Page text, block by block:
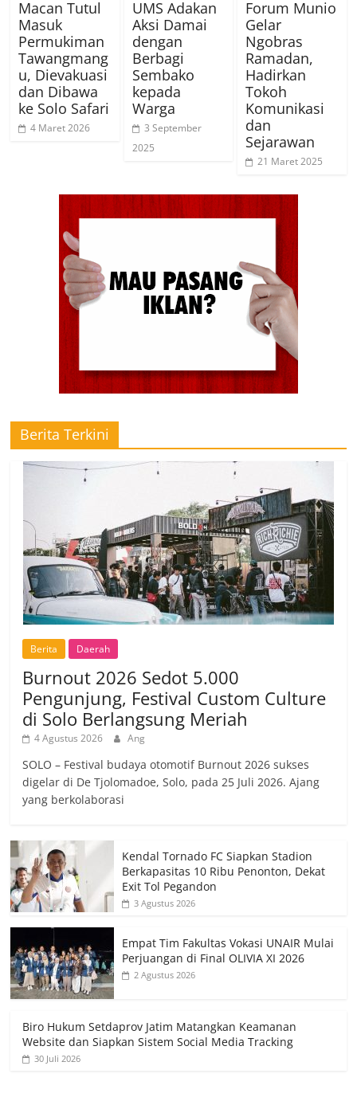
Macan Tutul
Masuk
Permukiman
Tawangmang
u, Dievakuasi
dan Dibawa
ke Solo Safari
4 Maret 2026
UMS Adakan
Aksi Damai
dengan
Berbagi
Sembako
kepada
Warga
3 September
2025
Forum Munio
Gelar
Ngobras
Ramadan,
Hadirkan
Tokoh
Komunikasi
dan
Sejarawan
21 Maret 2025
Berita Terkini
Berita Daerah
Burnout 2026 Sedot 5.000
Pengunjung, Festival Custom Culture
di Solo Berlangsung Meriah
4 Agustus 2026 Ang
SOLO – Festival budaya otomotif Burnout 2026 sukses
digelar di De Tjolomadoe, Solo, pada 25 Juli 2026. Ajang
yang berkolaborasi
Kendal Tornado FC Siapkan Stadion
Berkapasitas 10 Ribu Penonton, Dekat
Exit Tol Pegandon
3 Agustus 2026
Empat Tim Fakultas Vokasi UNAIR Mulai
Perjuangan di Final OLIVIA XI 2026
2 Agustus 2026
Biro Hukum Setdaprov Jatim Matangkan Keamanan
Website dan Siapkan Sistem Social Media Tracking
30 Juli 2026